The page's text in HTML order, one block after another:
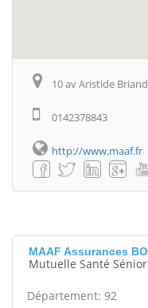
10 av Aristide
0142378843
http://www.maaf.fr
MAAF Assurances
Mutuelle Santé Sénior
Département: 92